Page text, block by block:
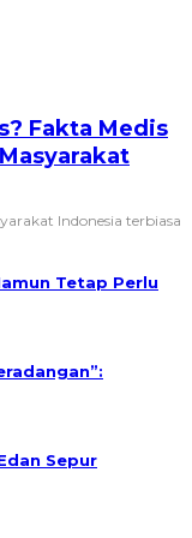
Fakta Medis
Indonesia terbiasa
Tetap Perlu
Sepur